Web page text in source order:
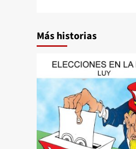
Más historias